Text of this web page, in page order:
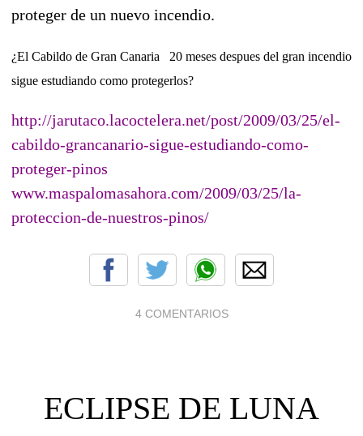
proteger de un nuevo incendio.
¿El Cabildo de Gran Canaria 20 meses despues del gran incendio
sigue estudiando como protegerlos?
http://jarutaco.lacoctelera.net/post/2009/03/25/el-
cabildo-grancanario-sigue-estudiando-como-
proteger-pinos
www.maspalomasahora.com/2009/03/25/la-
proteccion-de-nuestros-pinos/
4 COMENTARIOS
ECLIPSE DE LUNA